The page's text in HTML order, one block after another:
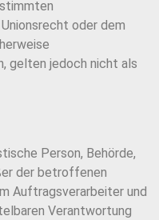
oder dem
gelten jedoch nicht als
Person, Behörde,
der betroffenen
Auftragsverarbeiter und
Verantwortung